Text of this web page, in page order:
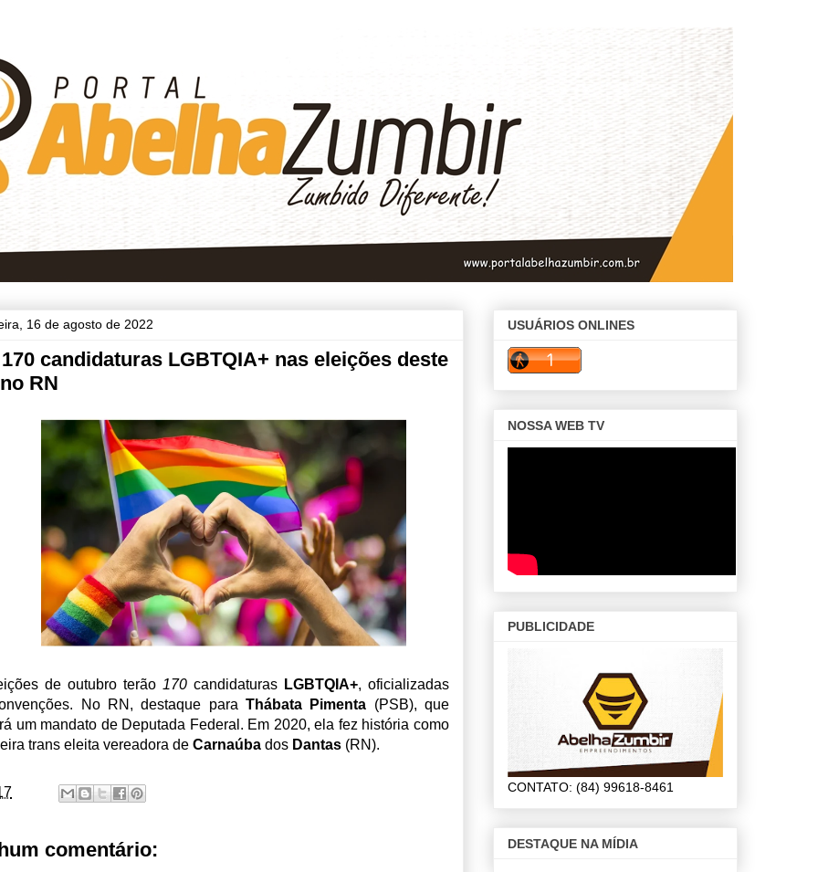
16 de agosto de 2022
candidaturas LGBTQIA+ nas eleições deste
RN
de outubro terão 170 candidaturas LGBTQIA+, oficializadas
No RN, destaque para Thábata Pimenta (PSB), que
um mandato de Deputada Federal. Em 2020, ela fez história como
trans eleita vereadora de Carnaúba dos Dantas (RN).
comentário:
USUÁRIOS ONLINES
NOSSA WEB TV
PUBLICIDADE
CONTATO: (84) 99618-8461
DESTAQUE NA MÍDIA